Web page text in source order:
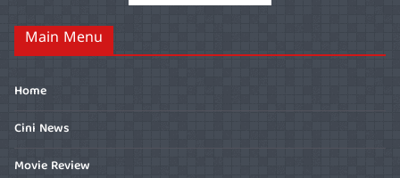
Main Menu
Home
Cini News
Movie Review